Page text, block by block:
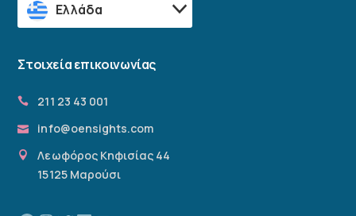
Ελλάδα
Στοιχεία επικοινωνίας
211 23 43 001
info@oensights.com
Λεωφόρος Κηφισίας 44
15125 Μαρούσι